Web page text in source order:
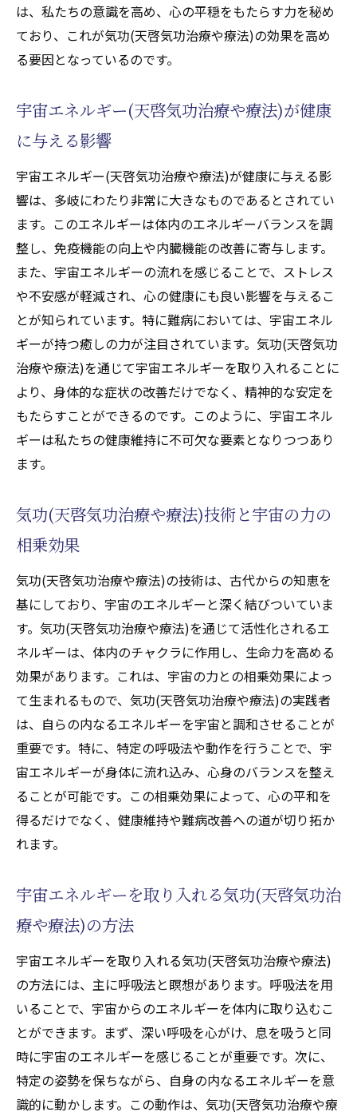
療や療法)の連携
クンダリニーによる心身の調和
難病に光を当てる宇宙エネルギーと気功(天啓気
気功(天啓気功治療や療法)が難病に及ぼす影
響
宇宙エネルギーを活用した天啓気功療法
気功(天啓気功治療や療法)と現代医学の補完
関係
難病治療における宇宙エネルギー(天啓気功
治療や療法)の事例
気功(天啓気功治療や療法)による難病患者の
生活改善
宇宙エネルギー(天啓気功治療や療法)と難病
治療の未来
心身のバランスを整える気功(天啓気功治療や療
法)と宇宙の力の相乗効果
気功(天啓気功治療や療法)によるストレスの
宇宙エネルギーで心身のバランスを保つ
気功(天啓気功治療や療法)と宇宙の力で得ら
れるリラクゼーション効果
日常生活における気功(天啓気功治療や療法)
と宇宙エネルギーの活用法
心身の調和を促進する気功(天啓気功治療や
療法)の練習
気功(天啓気功治療や療法)と宇宙の力を併用
した健康習慣
現代医学を補完する気功(天啓気功治療や療法)
アプローチの革新性
天啓気功療法の基本的な考え方
気功(天啓気功治療や療法)と西洋医学の融合
の可能性
気功(天啓気功治療や療法)技術の革新とその
応用
気功(天啓気功治療や療法)がもたらす治療効
果の科学的根拠
気功(天啓気功治療や療法)を用いた新しい治
療法の開発
クンダリニーエネルギーが気功(天啓気功治療や
は、私たちの意識を高め、心の平穏をもたらす力を秘め
ており、これが気功(天啓気功治療や療法)の効果を高め
る要因となっているのです。
宇宙エネルギー(天啓気功治療や療法)が健康
に与える影響
宇宙エネルギー(天啓気功治療や療法)が健康に与える影
響は、多岐にわたり非常に大きなものであるとされてい
ます。このエネルギーは体内のエネルギーバランスを調
整し、免疫機能の向上や内臓機能の改善に寄与します。
また、宇宙エネルギーの流れを感じることで、ストレス
や不安感が軽減され、心の健康にも良い影響を与えるこ
とが知られています。特に難病においては、宇宙エネル
ギーが持つ癒しの力が注目されています。気功(天啓気功
治療や療法)を通じて宇宙エネルギーを取り入れることに
より、身体的な症状の改善だけでなく、精神的な安定を
もたらすことができるのです。このように、宇宙エネル
ギーは私たちの健康維持に不可欠な要素となりつつあり
ます。
気功(天啓気功治療や療法)技術と宇宙の力の
相乗効果
気功(天啓気功治療や療法)の技術は、古代からの知恵を
基にしており、宇宙のエネルギーと深く結びついていま
す。気功(天啓気功治療や療法)を通じて活性化されるエ
ネルギーは、体内のチャクラに作用し、生命力を高める
効果があります。これは、宇宙の力との相乗効果によっ
て生まれるもので、気功(天啓気功治療や療法)の実践者
は、自らの内なるエネルギーを宇宙と調和させることが
重要です。特に、特定の呼吸法や動作を行うことで、宇
宙エネルギーが身体に流れ込み、心身のバランスを整え
ることが可能です。この相乗効果によって、心の平和を
得るだけでなく、健康維持や難病改善への道が切り拓か
れます。
宇宙エネルギーを取り入れる気功(天啓気功治
療や療法)の方法
宇宙エネルギーを取り入れる気功(天啓気功治療や療法)
の方法には、主に呼吸法と瞑想があります。呼吸法を用
いることで、宇宙からのエネルギーを体内に取り込むこ
とができます。まず、深い呼吸を心がけ、息を吸うと同
時に宇宙のエネルギーを感じることが重要です。次に、
特定の姿勢を保ちながら、自身の内なるエネルギーを意
識的に動かします。この動作は、気功(天啓気功治療や療